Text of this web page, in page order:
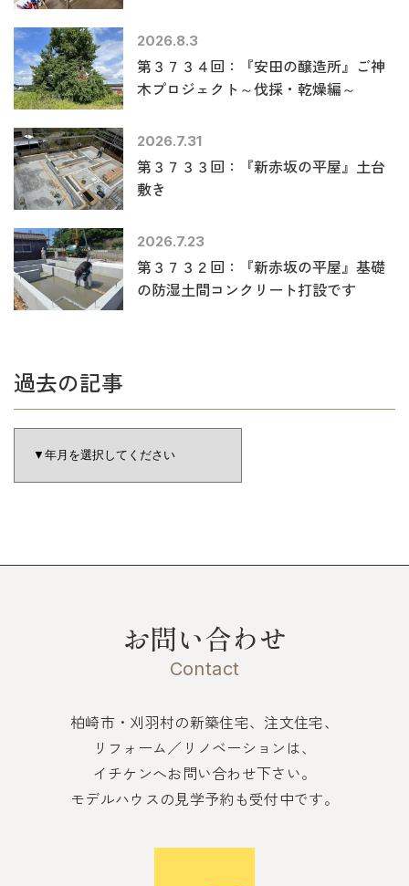
2026.8.3
第３７３４回：『安田の醸造所』ご神
木プロジェクト～伐採・乾燥編～
2026.7.31
第３７３３回：『新赤坂の平屋』土台
敷き
2026.7.23
第３７３２回：『新赤坂の平屋』基礎
の防湿土間コンクリート打設です
過去の記事
お問い合わせ
Contact
柏崎市・刈羽村の新築住宅、注文住宅、
リフォーム／リノベーションは、
イチケンへお問い合わせ下さい。
モデルハウスの見学予約も受付中です。